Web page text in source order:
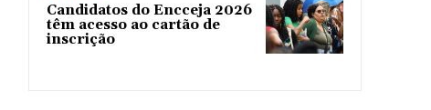
Candidatos do Encceja 2026
têm acesso ao cartão de
inscrição